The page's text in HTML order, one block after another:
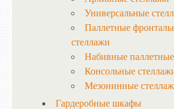
Универсальные
Паллетные
стеллажи
Набивные
Консольные
Мезонинные
Гардеробные шкафы